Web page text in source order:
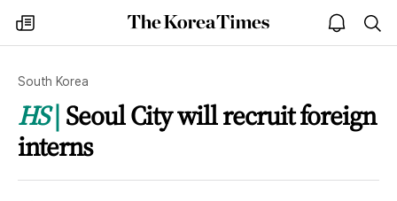
my
times
The
Korea
open
notice
South Korea
HS Seoul City will recruit foreign
interns